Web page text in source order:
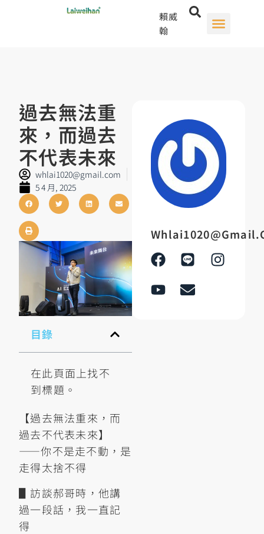
賴威
翰
過去無法重
來，而過去
不代表未來
whlai1020@gmail.com
5 4 月, 2025
目錄
在此頁面上找不
到標題。
【過去無法重來，而
過去不代表未來】
——你不是走不動，是
走得太捨不得
▋訪談郝哥時，他講
過一段話，我一直記
得